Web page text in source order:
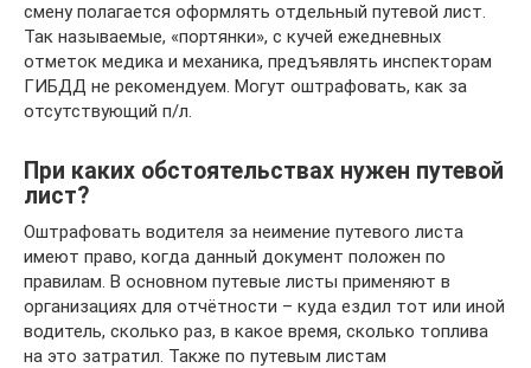
смену полагается оформлять отдельный путевой лист.
Так называемые, «портянки», с кучей ежедневных
отметок медика и механика, предъявлять инспекторам
ГИБДД не рекомендуем. Могут оштрафовать, как за
отсутствующий п/л.
При каких обстоятельствах нужен путевой
лист?
Оштрафовать водителя за неимение путевого листа
имеют право, когда данный документ положен по
правилам. В основном путевые листы применяют в
организациях для отчётности – куда ездил тот или иной
водитель, сколько раз, в какое время, сколько топлива
на это затратил. Также по путевым листам